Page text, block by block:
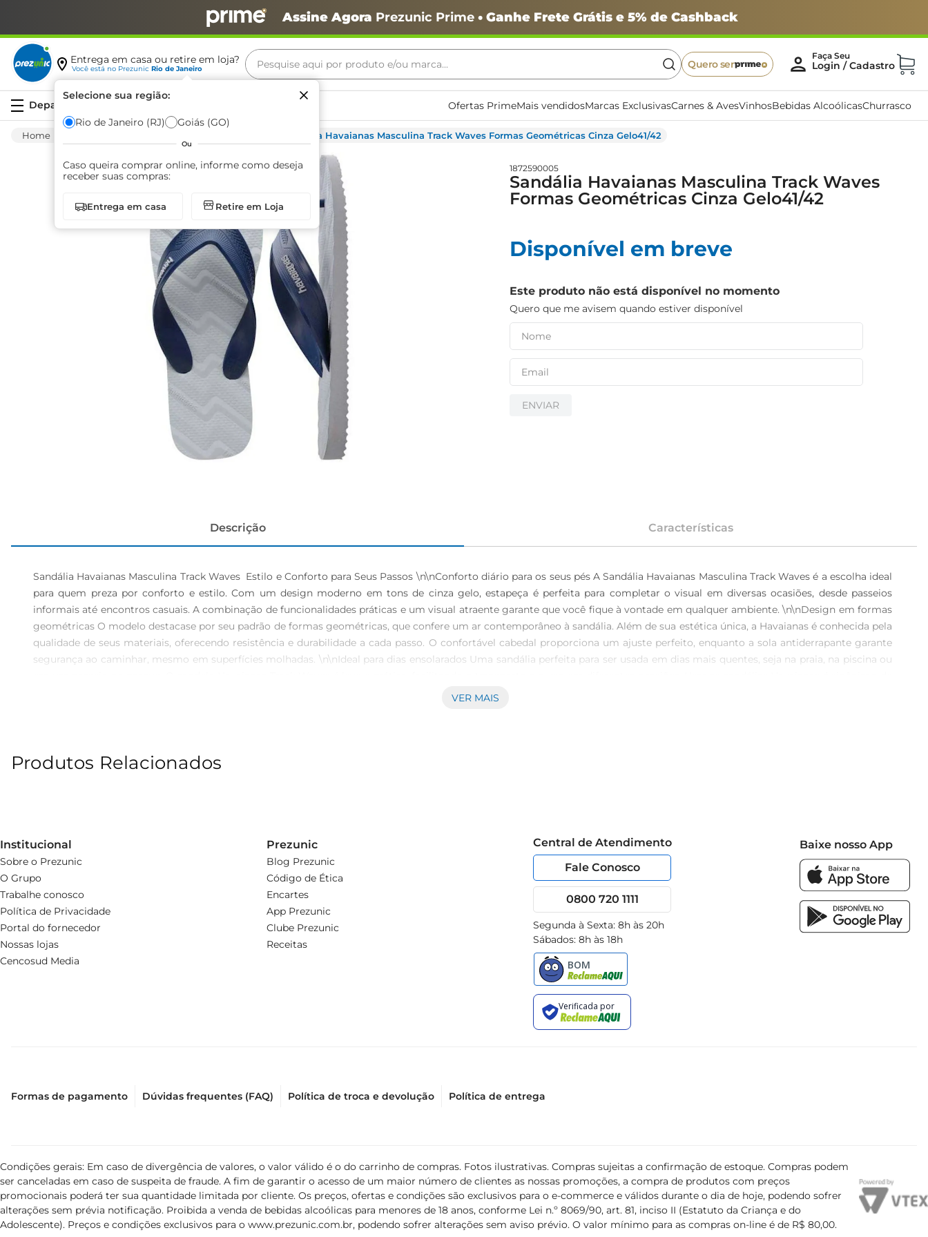
Assine Agora Prezunic Prime• Ganhe Frete Grátis e 5% de Cashback
Entrega em casa ou retire em loja?
Você está no Prezunic Rio de Janeiro
Selecione sua região:
Rio de Janeiro (RJ) Goiás (GO)
Ou
Caso queira comprar online, informe como deseja
receber suas compras:
Entrega em casa Retire em Loja
Pesquise aqui por produto e/ou marca...
Quero ser
Ofertas PrimeMais vendidosMarcas ExclusivasCarnes & AvesVinhosBebidas AlcoólicasChurrasco
Sandália Havaianas Masculina Track Waves Formas Geométricas Cinza Gelo41/42
1872590005
Sandália Havaianas Masculina Track Waves
Formas Geométricas Cinza Gelo41/42
Disponível em breve
Este produto não está disponível no momento
Quero que me avisem quando estiver disponível
ENVIAR
Descrição Características
Sandália Havaianas Masculina Track Waves  Estilo e Conforto para Seus Passos \n\nConforto diário para os seus pés A Sandália Havaianas Masculina Track Waves é a escolha ideal
para quem preza por conforto e estilo. Com um design moderno em tons de cinza gelo, estapeça é perfeita para completar o visual em diversas ocasiões, desde passeios
informais até encontros casuais. A combinação de funcionalidades práticas e um visual atraente garante que você fique à vontade em qualquer ambiente. \n\nDesign em formas
geométricas O modelo destacase por seu padrão de formas geométricas, que confere um ar contemporâneo à sandália. Além de sua estética única, a Havaianas é conhecida pela
qualidade de seus materiais, oferecendo resistência e durabilidade a cada passo. O confortável cabedal proporciona um ajuste perfeito, enquanto a sola antiderrapante garante
segurança ao caminhar, mesmo em superfícies molhadas. \n\nIdeal para dias ensolarados Uma sandália perfeita para ser usada em dias mais quentes, seja na praia, na piscina ou
estar preparado para aproveitar ao máximo o verão, com um toque de classe e descontração. \n\nEspecificações técnicas Com design pensado para proporcionar uma
VER MAIS
Produtos Relacionados
Institucional
Sobre o Prezunic
O Grupo
Trabalhe conosco
Política de Privacidade
Portal do fornecedor
Nossas lojas
Cencosud Media
Prezunic
Blog Prezunic
Código de Ética
Encartes
App Prezunic
Clube Prezunic
Receitas
Central de Atendimento
Fale Conosco
0800 720 1111
Segunda à Sexta: 8h às 20h
Sábados: 8h às 18h
Baixe nosso App
Formas de pagamento Dúvidas frequentes (FAQ) Política de troca e devolução Política de entrega
Condições gerais: Em caso de divergência de valores, o valor válido é o do carrinho de compras. Fotos ilustrativas. Compras sujeitas a confirmação de estoque. Compras podem
ser canceladas em caso de suspeita de fraude. A fim de garantir o acesso de um maior número de clientes as nossas promoções, a compra de produtos com preços
promocionais poderá ter sua quantidade limitada por cliente. Os preços, ofertas e condições são exclusivos para o e-commerce e válidos durante o dia de hoje, podendo sofrer
alterações sem prévia notificação. Proibida a venda de bebidas alcoólicas para menores de 18 anos, conforme Lei n.º 8069/90, art. 81, inciso II (Estatuto da Criança e do
Adolescente). Preços e condições exclusivos para o www.prezunic.com.br, podendo sofrer alterações sem aviso prévio. O valor mínimo para as compras on-line é de R$ 80,00.
Termos mais buscados
café
arroz
azeite
biscoito
cerveja
iogurte
papel higiênico